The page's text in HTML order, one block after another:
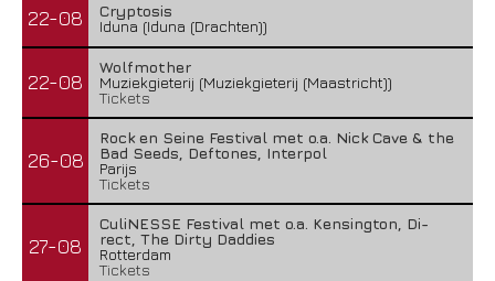
22-08
Cryptosis
Iduna (Iduna (Drachten))
22-08
Wolfmother
Muziekgieterij (Muziekgieterij (Maastricht))
Tickets
26-08
Rock en Seine Festival met o.a. Nick Cave & the
Bad Seeds, Deftones, Interpol
Parijs
Tickets
27-08
CuliNESSE Festival met o.a. Kensington, Di-
rect, The Dirty Daddies
Rotterdam
Tickets